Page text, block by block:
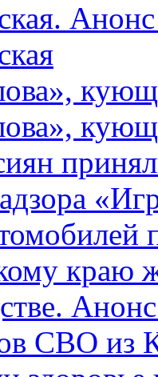
краю
СВО из